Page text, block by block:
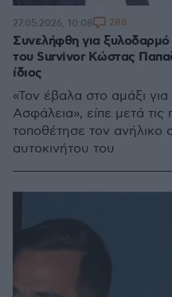
Συνελήφθη για
του Survivor Κώστας
ίδιος
«Τον έβαλα στο αμάξι
Ασφάλεια», είπε μετά τις
τοποθέτησε τον ανήλικο
αυτοκινήτου του
27.05.2026, 10:08 288